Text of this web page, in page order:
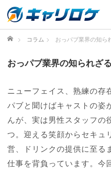
ホーム コラム おっパブ業界の知ら
おっパブ業界の知られざ
ニューフェイス、熟練の存
パブと聞けばキャストの姿
んが、実は男性スタッフの
つ。迎える笑顔からセキュ
営、ドリンクの提供に至る
仕事を背負っています。今